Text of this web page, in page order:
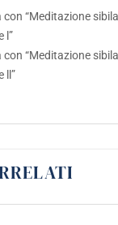
“Meditazione
l”
“Meditazione
ll”